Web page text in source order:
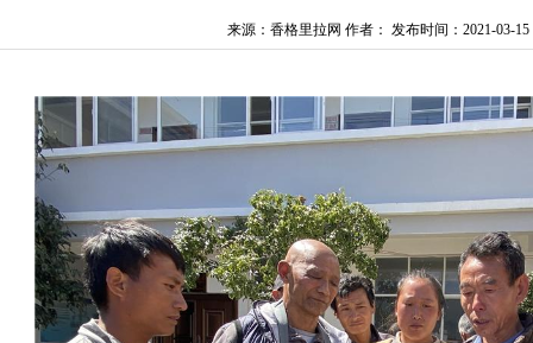
来源：香格里拉网 作者： 发布时间：2021-03-15